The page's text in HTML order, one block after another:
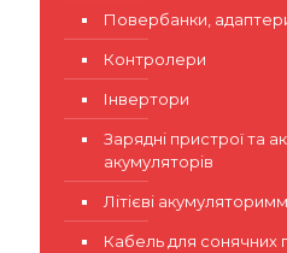
Повербанки,
Контролери
Інвертори
Зарядні пристрої та
акумуляторів
Літієві акумуляторимм
Кабель для сонячних